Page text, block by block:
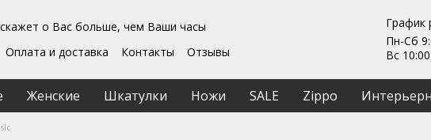
о Вас больше, чем Ваши часы
Оплата и доставка Контакты
Отзывы
соглашение
График
Пн-Сб
Вс
Женские Шкатулки Ножи SALE Zippo